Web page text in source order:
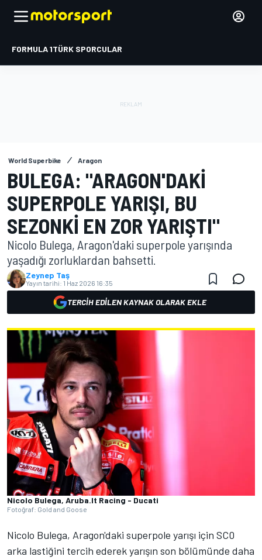
FORMULA 1TÜRK SPORCULAR
World Superbike Aragon
BULEGA: "ARAGON'DAKI
SUPERPOLE YARIŞI, BU
SEZONKI EN ZOR YARIŞTI"
Nicolo Bulega, Aragon'daki superpole yarışında
yaşadığı zorluklardan bahsetti.
Zeynep Taş
Yayın tarihi: 1 Haz 2026 16:35
TERCIH EDILEN KAYNAK OLARAK EKLE
Nicolo Bulega, Aruba.It Racing - Ducati
Fotoğraf: Gold and Goose
Nicolo Bulega, Aragon'daki superpole yarışı için SC0
arka lastiğini tercih ederek yarışın son bölümünde daha